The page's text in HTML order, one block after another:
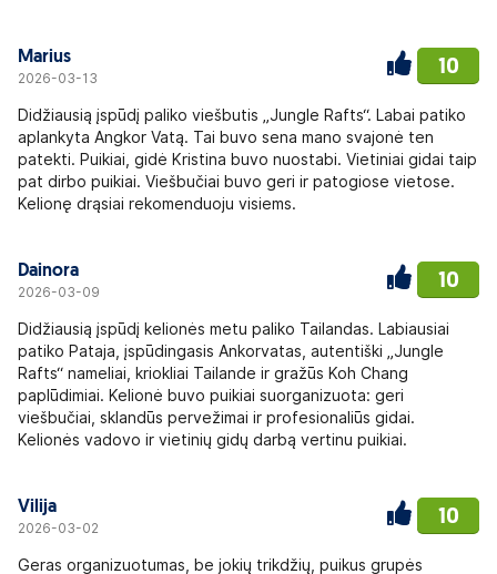
Marius
2026-03-13 10
Didžiausią įspūdį paliko viešbutis „Jungle Rafts“. Labai patiko
aplankyta Angkor Vatą. Tai buvo sena mano svajonė ten
patekti. Puikiai, gidė Kristina buvo nuostabi. Vietiniai gidai taip
pat dirbo puikiai. Viešbučiai buvo geri ir patogiose vietose.
Kelionę drąsiai rekomenduoju visiems.
Dainora
2026-03-09 10
Didžiausią įspūdį kelionės metu paliko Tailandas. Labiausiai
patiko Pataja, įspūdingasis Ankorvatas, autentiški „Jungle
Rafts“ nameliai, kriokliai Tailande ir gražūs Koh Chang
paplūdimiai. Kelionė buvo puikiai suorganizuota: geri
viešbučiai, sklandūs pervežimai ir profesionaliūs gidai.
Kelionės vadovo ir vietinių gidų darbą vertinu puikiai.
Vilija
2026-03-02 10
Geras organizuotumas, be jokių trikdžių, puikus grupės